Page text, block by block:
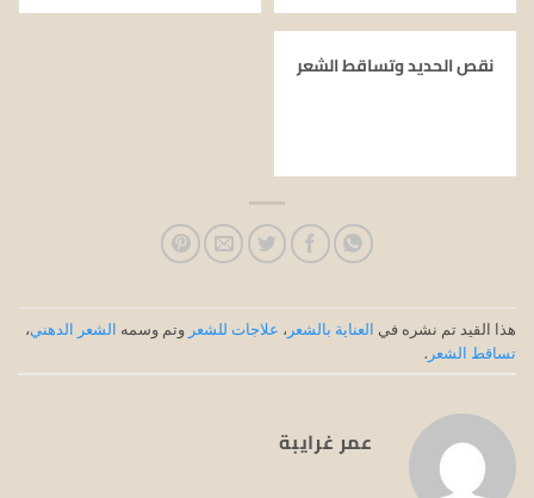
نقص الحديد وتساقط الشعر
هذا القيد تم نشره في العناية بالشعر ، علاجات للشعر وتم وسمه الشعر الدهني،
تساقط الشعر .
عمر غرايبة